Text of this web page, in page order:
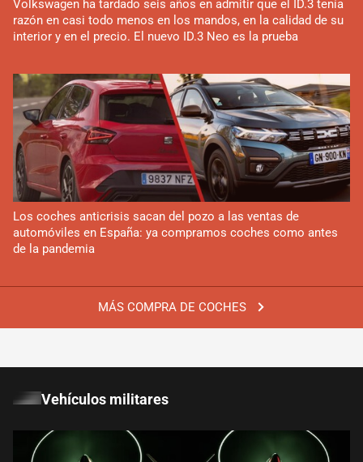
MÁS COMPRA DE COCHES
Volkswagen ha tardado seis años en admitir que el ID.3 tenía
razón en casi todo menos en los mandos, en la calidad de su
interior y en el precio. El nuevo ID.3 Neo es la prueba
Los coches anticrisis sacan del pozo a las ventas de
automóviles en España: ya compramos coches como antes
de la pandemia
Vehículos militares